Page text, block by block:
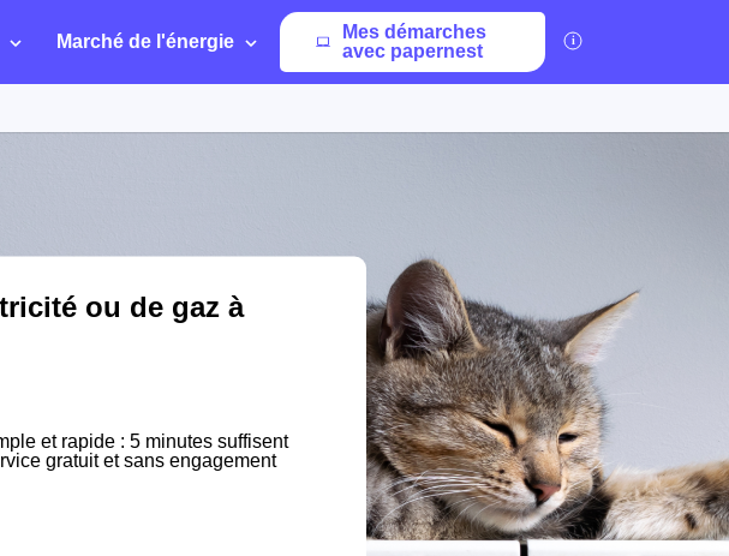
Marché de l'énergie
Mes démarches
avec papernest